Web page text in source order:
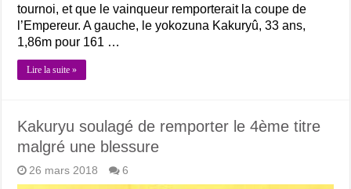
tournoi, et que le vainqueur remporterait la coupe de
l’Empereur. A gauche, le yokozuna Kakuryû, 33 ans,
1,86m pour 161 …
Lire la suite »
Kakuryu soulagé de remporter le 4ème titre
malgré une blessure
26 mars 2018 6